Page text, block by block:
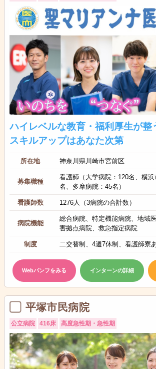
ハイレベルな教育・福利厚生が整
スキルアップはあなた次第
所在地 神奈川県川崎市宮前区
募集職種
看護師（大学病院：120名、横
名、多摩病院：45名）
看護師数 1276人（3病院の合計数）
病院機能
総合病院、特定機能病院、地域
害拠点病院、救急指定病院
制度 二交替制、4週7休制、看護師寮
Webパンフをみる インターンの詳細
平塚市民病院
公立病院 416床 高度急性期・急性期